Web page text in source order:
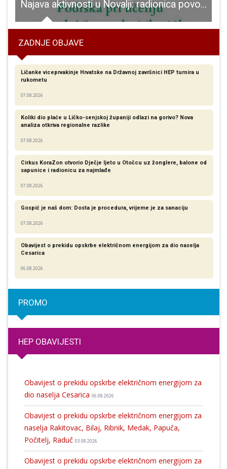
Najava aktivnosti u Novalji: radionica povodom Međunarodnog dana zagrljaja i kontinuirana podrška u učenju
ZADNJE OBJAVE
Ličanke viceprvakinje Hrvatske na Državnoj završnici HEP turnira u
rukometu
07.08.2026
Koliki dio plaće u Ličko-senjskoj županiji odlazi na gorivo? Nova
analiza otkriva regionalne razlike​
07.08.2026
Cirkus KoraZon otvorio Dječje ljeto u Otočcu uz žonglere, balone od
sapunice i radionicu za najmlađe
07.08.2026
Gospić je naš dom: Dosta je procedura, vrijeme je za sanaciju
07.08.2026
Obavijest o prekidu opskrbe električnom energijom za dio naselja
Cesarica
06.08.2026
PROMO
HEP OBAVIJESTI
Obavijest o prekidu opskrbe električnom energijom za
dio naselja Cesarica 06.08.2026
Obavijest o prekidu opskrbe električnom energijom za
naselja Rakitovac, Bilaj, Ribnik, Medak, Papuča,
Počitelj, Raduč 03.08.2026
Obavijest o prekidu opskrbe električnom energijom za